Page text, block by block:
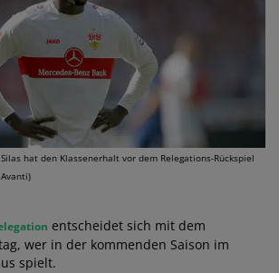
hat den Klassenerhalt vor dem Relegations-Rückspiel
entscheidet sich mit dem
wer in der kommenden Saison im
spielt.